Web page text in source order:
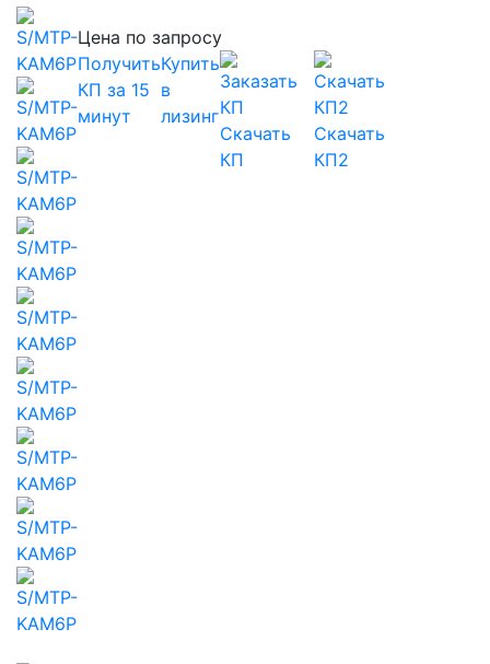
Цена по запросу
Получить
КП за 15
минут
Купить
в
лизинг
Скачать
КП
Скачать
КП2